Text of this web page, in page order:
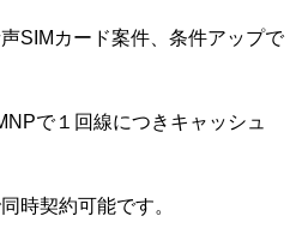
SIMカード案件、条件アップで
で１回線につきキャッシュ
時契約可能です。